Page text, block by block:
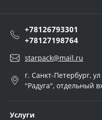
+78126793301
+78127198764
starpack@mail.ru
г. Санкт-Петербург,
"Радуга", отдельный
Услуги